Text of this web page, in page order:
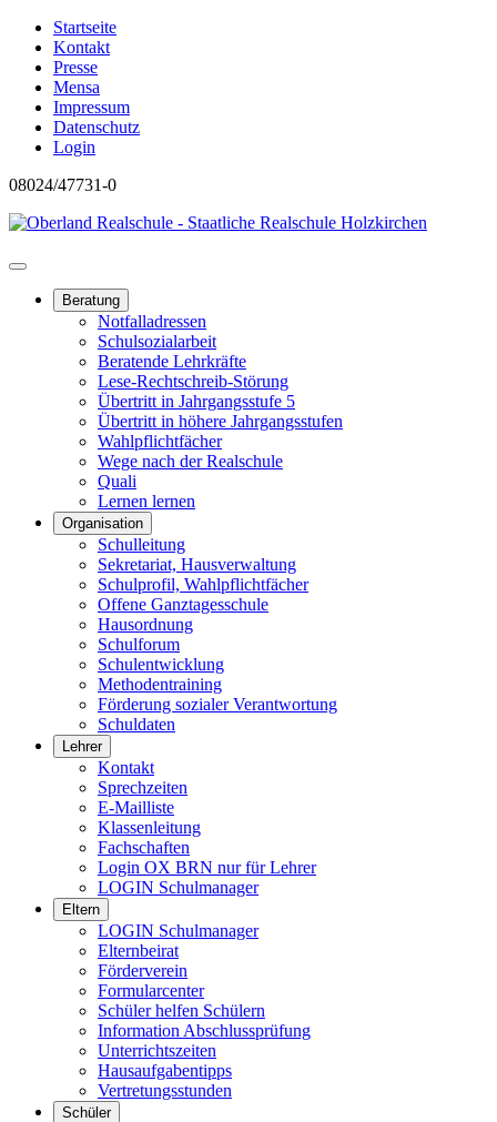
Startseite
Kontakt
Presse
Mensa
Impressum
Datenschutz
Login
08024/47731-0
Beratung
Notfalladressen
Schulsozialarbeit
Beratende Lehrkräfte
Lese-Rechtschreib-Störung
Übertritt in Jahrgangsstufe 5
Übertritt in höhere Jahrgangsstufen
Wahlpflichtfächer
Wege nach der Realschule
Quali
Lernen lernen
Organisation
Schulleitung
Sekretariat, Hausverwaltung
Schulprofil, Wahlpflichtfächer
Offene Ganztagesschule
Hausordnung
Schulforum
Schulentwicklung
Methodentraining
Förderung sozialer Verantwortung
Schuldaten
Lehrer
Kontakt
Sprechzeiten
E-Mailliste
Klassenleitung
Fachschaften
Login OX BRN nur für Lehrer
LOGIN Schulmanager
Eltern
LOGIN Schulmanager
Elternbeirat
Förderverein
Formularcenter
Schüler helfen Schülern
Information Abschlussprüfung
Unterrichtszeiten
Hausaufgabentipps
Vertretungsstunden
Schüler